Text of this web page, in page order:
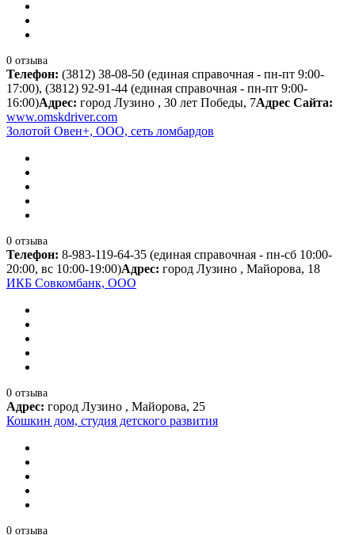
0 отзыва
Телефон: (3812) 38-08-50 (единая справочная - пн-пт 9:00-
17:00), (3812) 92-91-44 (единая справочная - пн-пт 9:00-
16:00)Адрес: город Лузино , 30 лет Победы, 7Адрес Сайта:
www.omskdriver.com
Золотой Овен+, ООО, сеть ломбардов
0 отзыва
Телефон: 8-983-119-64-35 (единая справочная - пн-сб 10:00-
20:00, вс 10:00-19:00)Адрес: город Лузино , Майорова, 18
ИКБ Совкомбанк, ООО
0 отзыва
Адрес: город Лузино , Майорова, 25
Кошкин дом, студия детского развития
0 отзыва